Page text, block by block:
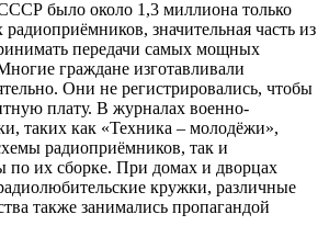
было около 1,3 миллиона только
значительная часть из
передачи самых мощных
граждане изготавливали
Они не регистрировались, чтобы
плату. В журналах военно-
таких как «Техника – молодёжи»,
радиоприёмников, так и
по их сборке. При домах и дворцах
кружки, различные
также занимались пропагандой